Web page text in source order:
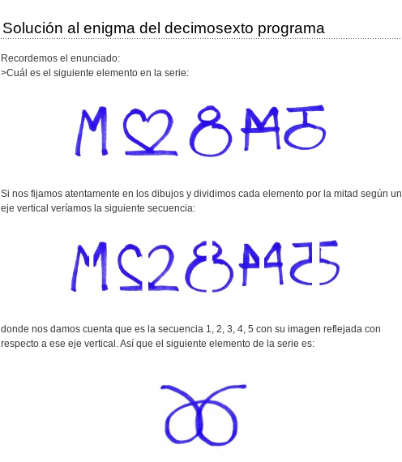
Solución al enigma del decimosexto programa
Recordemos el enunciado:
>Cuál es el siguiente elemento en la serie:
Si nos fijamos atentamente en los dibujos y dividimos cada elemento por la mitad según un
eje vertical veríamos la siguiente secuencia:
donde nos damos cuenta que es la secuencia 1, 2, 3, 4, 5 con su imagen reflejada con
respecto a ese eje vertical. Así que el siguiente elemento de la serie es: